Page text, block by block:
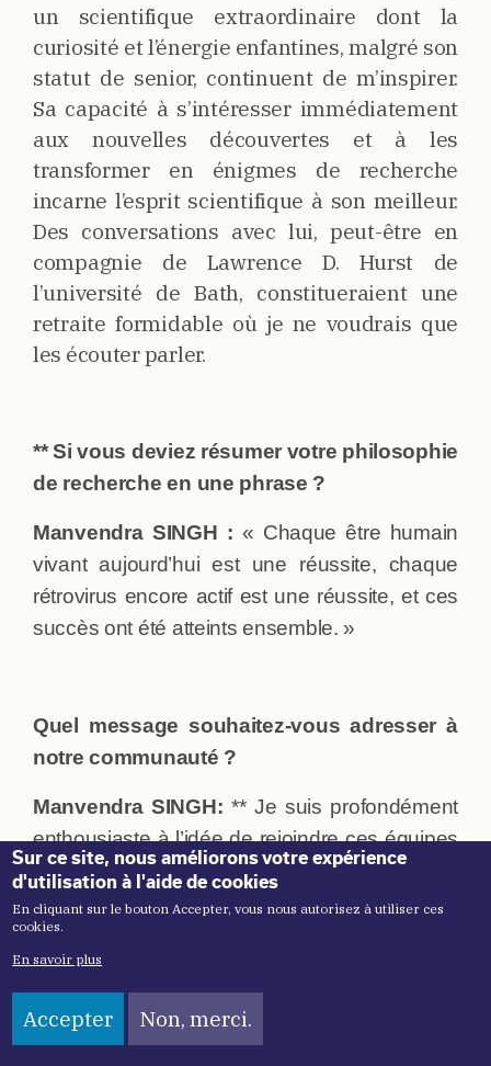
un scientifique extraordinaire dont la
curiosité et l’énergie enfantines, malgré son
statut de senior, continuent de m’inspirer.
Sa capacité à s’intéresser immédiatement
aux nouvelles découvertes et à les
transformer en énigmes de recherche
incarne l’esprit scientifique à son meilleur.
Des conversations avec lui, peut-être en
compagnie de Lawrence D. Hurst de
l’université de Bath, constitueraient une
retraite formidable où je ne voudrais que
les écouter parler.
** Si vous deviez résumer votre philosophie
de recherche en une phrase ?
Manvendra SINGH : « Chaque être humain
vivant aujourd’hui est une réussite, chaque
rétrovirus encore actif est une réussite, et ces
succès ont été atteints ensemble. »
Quel message souhaitez-vous adresser à
notre communauté ?
Manvendra SINGH: ** Je suis profondément
enthousiaste à l’idée de rejoindre ces équipes
exceptionnelles et de contribuer à notre
mission scientifique collective. Mon travail en
intelligence artificielle et biologie
computationnelle repose sur une collaboration
étroite avec les scientifiques expérimentaux,
ce qui rend cette aventure fondamentalement
Sur ce site, nous améliorons votre expérience
d'utilisation à l'aide de cookies
En cliquant sur le bouton Accepter, vous nous autorisez à utiliser ces
cookies.
En savoir plus
Accepter Non, merci.